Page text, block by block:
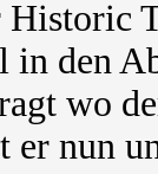
Historic
in den
wo
er nun